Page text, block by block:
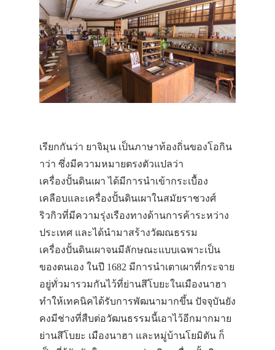
เรียกกันว่า ยาจิมุน เป็นภาษาท้องถิ่นของโอกิน
าว่า ซึ่งมีความหมายตรงตัวแปลว่า
เครื่องปั้นดินเผา ได้มีการนำเข้ากระเบื้อง
เคลือบและเครื่องปั้นดินเผาในสมัยราชวงศ์
ริวกิวที่มีความรุ่งเรืองทางด้านการค้าระหว่าง
ประเทศ และได้นำมาสร้างวัฒณธรรม
เครื่องปั้นดินเผาจนมีลักษณะแบบเฉพาะเป็น
ของตนเอง ในปี 1682 มีการนำเตาเผาที่กระจาย
อยู่ทั่วมารวมกันไว้ที่ย่านสึโบยะในเมืองนาฮา
ทำให้เทคนิคได้รับการพัฒนามากขึ้น ปัจจุบันยัง
คงมีช่างที่สืบต่อวัฒนธรรมนี้เอาไว้อีกมากมาย
ย่านสึโบยะ เมืองนาฮา และหมู่บ้านโยมิตัน ก็